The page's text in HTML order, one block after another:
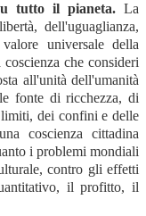
tutto il pianeta.La
dell'uguaglianza,
universale della
che consideri
all'unità dell'umanità
fonte di ricchezza, di
dei confini e delle
coscienza cittadina
i problemi mondiali
contro gli effetti
il profitto, il